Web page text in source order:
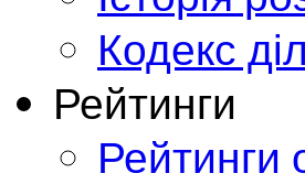
Кодекс
Рейтинги
Рейтинги